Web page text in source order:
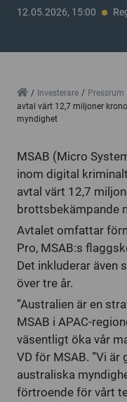
12.05.2026, 15:00
HomeInvesterare Pressrum
avtal värt 12,7 miljoner
myndighet
MSAB (Micro
inom digital
avtal värt 12,7
brottsbekämpande
Avtalet omfattar
Pro, MSAB:s
Det inkluderar även
över tre år.
”Australien är en
MSAB i APAC-
väsentligt öka vår
VD för MSAB. ”Vi
australiska
förtroende för vårt